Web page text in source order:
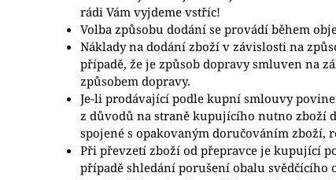
rádi Vám vyjdeme vstříc!
Volba způsobu dodání se provádí během
Náklady na dodání zboží v závislosti na
případě, že je způsob dopravy smluven na
způsobem dopravy.
Je-li prodávající podle kupní smlouvy
z důvodů na straně kupujícího nutno zboží
spojené s opakovaným doručováním zboží,
Při převzetí zboží od přepravce je kupující
případě shledání porušení obalu